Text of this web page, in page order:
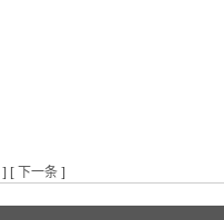
] [ 下一条 ]